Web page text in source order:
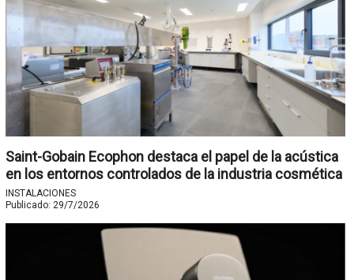
Saint-Gobain Ecophon destaca el papel de la acústica
en los entornos controlados de la industria cosmética
INSTALACIONES
Publicado: 29/7/2026